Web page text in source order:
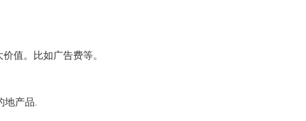
值。比如广告费等。
地产品.